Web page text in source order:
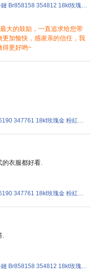
全新 Bulgari 寶格麗 B.Zero1 手鏈 Br858158 354812 18kt玫瑰金 粉紅金色
大的鼓励，一直追求给您带
加愉快，感谢亲的信任，我
得更好哟~
全新 Bulgari 寶格麗 頸鏈 Cl856190 347761 18kt玫瑰金 粉紅金色
的衣服都好看.
全新 Bulgari 寶格麗 頸鏈 Cl856190 347761 18kt玫瑰金 粉紅金色
.
全新 Bulgari 寶格麗 B.Zero1 手鏈 Br858158 354812 18kt玫瑰金 粉紅金色